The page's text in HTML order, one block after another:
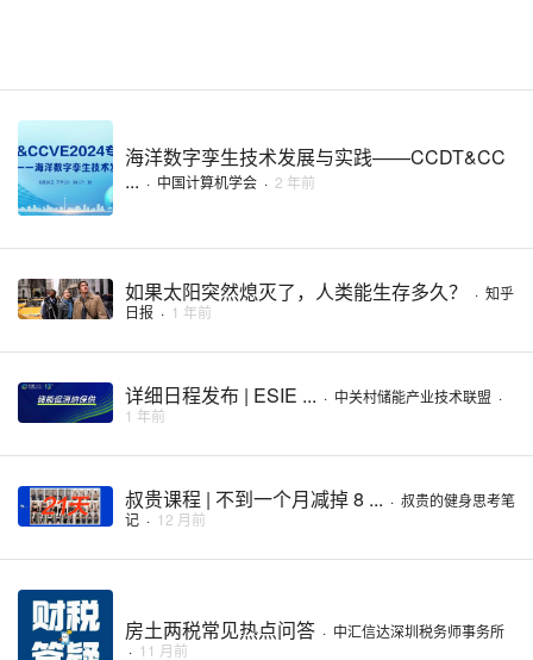
海洋数字孪生技术发展与实践——CCDT&CC
... · 中国计算机学会 · 2 年前
如果太阳突然熄灭了，人类能生存多久？ · 知乎
日报 · 1 年前
详细日程发布 | ESIE ... · 中关村储能产业技术联盟 ·
1 年前
叔贵课程 | 不到一个月减掉 8 ... · 叔贵的健身思考笔
记 · 12 月前
房土两税常见热点问答 · 中汇信达深圳税务师事务所
· 11 月前